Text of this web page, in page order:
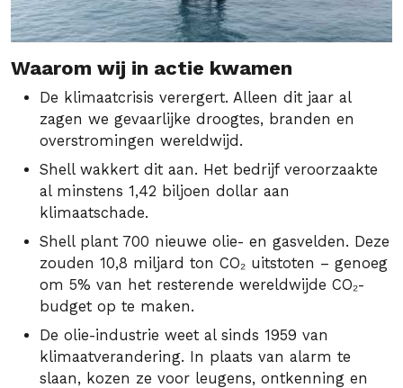
Waarom wij in actie kwamen
De klimaatcrisis verergert. Alleen dit jaar al
zagen we gevaarlijke droogtes, branden en
overstromingen wereldwijd.
Shell wakkert dit aan. Het bedrijf veroorzaakte
al minstens 1,42 biljoen dollar aan
klimaatschade.
Shell plant 700 nieuwe olie- en gasvelden. Deze
zouden 10,8 miljard ton CO₂ uitstoten – genoeg
om 5% van het resterende wereldwijde CO₂-
budget op te maken.
De olie-industrie weet al sinds 1959 van
klimaatverandering. In plaats van alarm te
slaan, kozen ze voor leugens, ontkenning en